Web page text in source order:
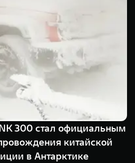
Сила
от 10 199
300 стал официальным
китайской
в Антарктике